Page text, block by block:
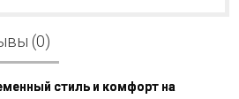
(0)
стиль и комфорт на